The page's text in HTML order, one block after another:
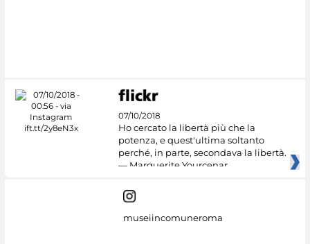
07/10/2018
Ho cercato la libertà più che la
potenza, e quest'ultima soltanto
perché, in parte, secondava la libertà.
— Marguerite Yourcenar
museiincomuneroma